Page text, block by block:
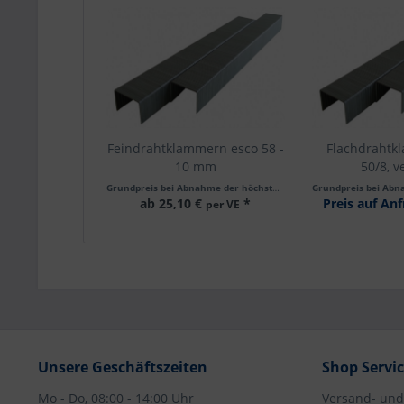
Feindrahtklammern esco 58 -
10 mm
passend für Handtacker esco
58 | 1 Packung = 5.000 Stück
Grundpreis bei Abnahme der höchsten Staffelmenge 1 VE mit
ab 25,10 € per VE *
50/8,
passend für
CS5000 | 1
Preis auf
Unsere Geschäftszeiten
Mo - Do, 08:00 - 14:00 Uhr
Shop
Versand-